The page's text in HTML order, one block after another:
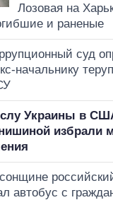
Лозовая на
и раненые
суд
начальнику
Украины в
избрали
автобус с